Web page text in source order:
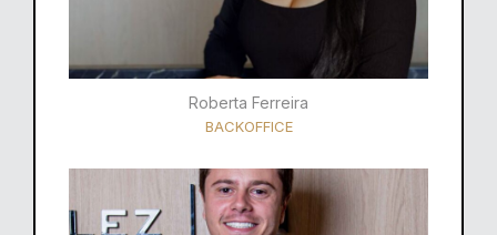
Roberta Ferreira
BACKOFFICE